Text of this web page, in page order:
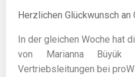
Herzlichen Glückwunsch an
In der gleichen Woche hat
von Marianna Büyük
Vertriebsleitungen bei